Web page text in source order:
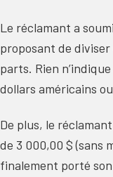
Le réclamant a
proposant de
parts. Rien
dollars américains
De plus, le
de 3 000,00 $ (sans
finalement porté